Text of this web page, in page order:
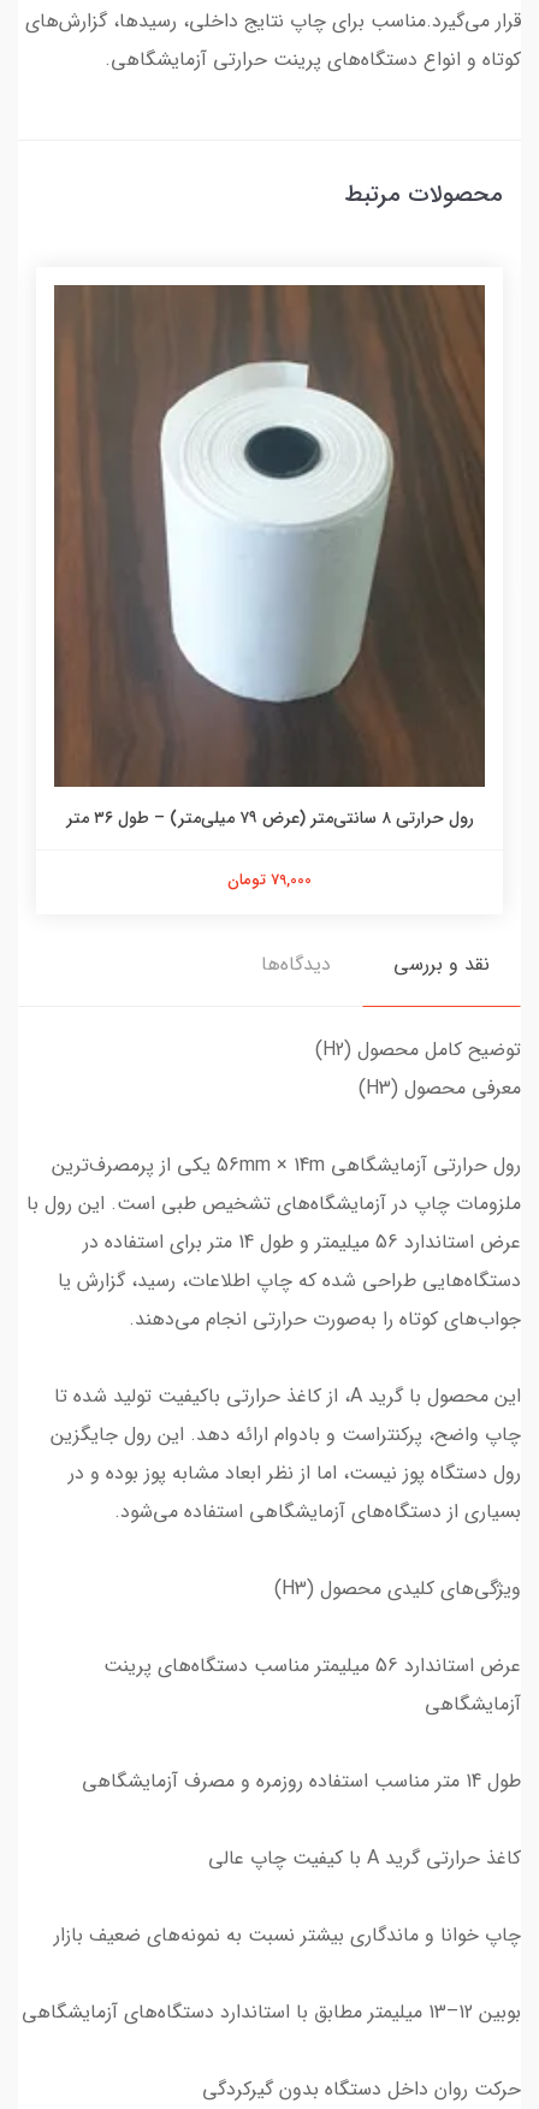
قرار می‌گیرد.مناسب برای چاپ نتایج داخلی، رسیدها، گزارش‌های
کوتاه و انواع دستگاه‌های پرینت حرارتی آزمایشگاهی.​​
محصولات مرتبط
رول حرارتی ۸ سانتی‌متر (عرض ۷۹ میلی‌متر) – طول ۳۶ متر
79,000 تومان
نقد و بررسی دیدگاه‌ها
توضیح کامل محصول (H2)
معرفی محصول (H3)
رول حرارتی آزمایشگاهی 56mm × 14m یکی از پرمصرف‌ترین
ملزومات چاپ در آزمایشگاه‌های تشخیص طبی است. این رول با
عرض استاندارد 56 میلیمتر و طول 14 متر برای استفاده در
دستگاه‌هایی طراحی شده که چاپ اطلاعات، رسید، گزارش یا
جواب‌های کوتاه را به‌صورت حرارتی انجام می‌دهند.
این محصول با گرید A، از کاغذ حرارتی باکیفیت تولید شده تا
چاپ واضح، پرکنتراست و بادوام ارائه دهد. این رول جایگزین
رول دستگاه پوز نیست، اما از نظر ابعاد مشابه پوز بوده و در
بسیاری از دستگاه‌های آزمایشگاهی استفاده می‌شود.
ویژگی‌های کلیدی محصول (H3)
عرض استاندارد 56 میلیمتر مناسب دستگاه‌های پرینت
آزمایشگاهی
طول 14 متر مناسب استفاده روزمره و مصرف آزمایشگاهی
کاغذ حرارتی گرید A با کیفیت چاپ عالی
چاپ خوانا و ماندگاری بیشتر نسبت به نمونه‌های ضعیف بازار
بوبین 12–13 میلیمتر مطابق با استاندارد دستگاه‌های آزمایشگاهی
حرکت روان داخل دستگاه بدون گیرکردگی